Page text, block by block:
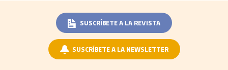
SUSCRÍBETE A LA REVISTA
SUSCRÍBETE A LA NEWSLETTER